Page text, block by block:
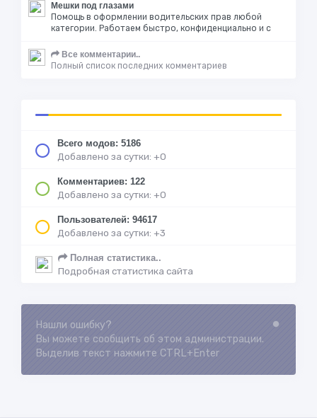
Мешки под глазами
Помощь в оформлении водительских прав любой
категории. Работаем быстро, конфиденциально и с
Все комментарии..
Полный список последних комментариев
Всего модов: 5186
Добавлено за сутки: +0
Комментариев: 122
Добавлено за сутки: +0
Пользователей: 94617
Добавлено за сутки: +3
Полная статистика..
Подробная статистика сайта
Нашли ошибку?
Вы можете сообщить об этом администрации.
Выделив текст нажмите CTRL+Enter